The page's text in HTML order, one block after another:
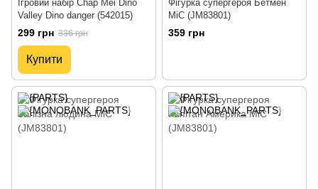
Ігровий набір Chap Mei Dino
Valley Dino danger (542015)
299 грн 336 грн
Купити
Фігурка супергероя Бетмен
MiC (JM83801)
359 грн